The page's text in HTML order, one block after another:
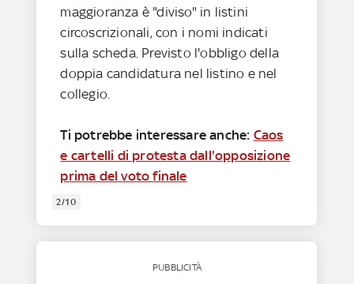
maggioranza è "diviso" in listini
circoscrizionali, con i nomi indicati
sulla scheda. Previsto l'obbligo della
doppia candidatura nel listino e nel
collegio.
Ti potrebbe interessare anche: Caos
e cartelli di protesta dall'opposizione
prima del voto finale
2/10
PUBBLICITÀ